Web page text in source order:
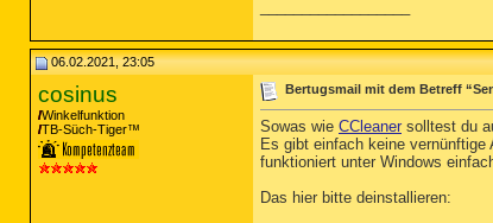
06.02.2021, 23:05
cosinus
Winkelfunktion
TB-Süch-Tiger™
Bertugsmail mit dem Betreff
Sowas wie CCleaner solltest du
Es gibt einfach keine
funktioniert unter Windows
Das hier bitte deinstallieren: